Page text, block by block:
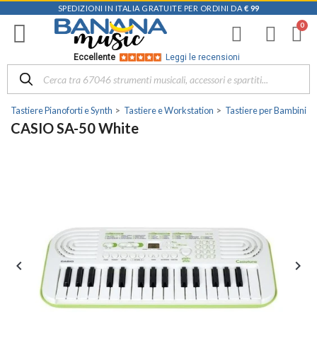
SPEDIZIONI IN ITALIA GRATUITE PER ORDINI DA € 99
Eccellente Leggi le recensioni
Tastiere Pianoforti e Synth Tastiere e Workstation Tastiere per Bambini
CASIO SA-50 White
 